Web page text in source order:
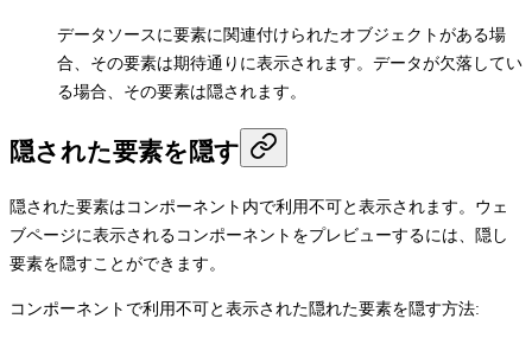
データソースに要素に関連付けられたオブジェクトがある場
合、その要素は期待通りに表示されます。データが欠落してい
る場合、その要素は隠されます。
隠された要素を隠す
隠された要素はコンポーネント内で利用不可と表示されます。ウェ
ブページに表示されるコンポーネントをプレビューするには、隠し
要素を隠すことができます。
コンポーネントで利用不可と表示された隠れた要素を隠す方法: